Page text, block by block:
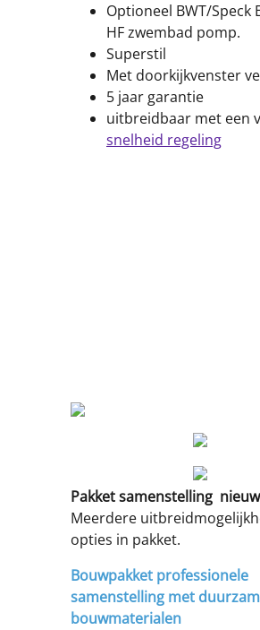
Optioneel BWT/Speck
HF zwembad pomp.
Superstil
Met doorkijkvenster
5 jaar garantie
uitbreidbaar met een
snelheid regeling
Pakket samenstelling
Meerdere
opties in pakket.
Bouwpakket professionele
samenstelling met
bouwmaterialen